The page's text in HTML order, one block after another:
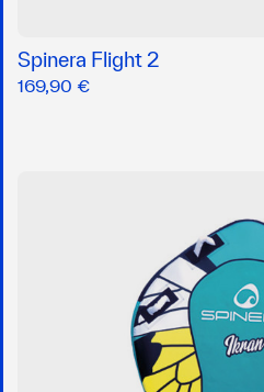
Spinera Flight 2
169,90 €